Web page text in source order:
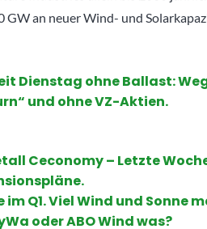
GW an neuer Wind- und
Dienstag ohne Ballast:
und ohne VZ-Aktien.
Ceconomy – Letzte
im Q1. Viel Wind und Sonne
oder ABO Wind was?